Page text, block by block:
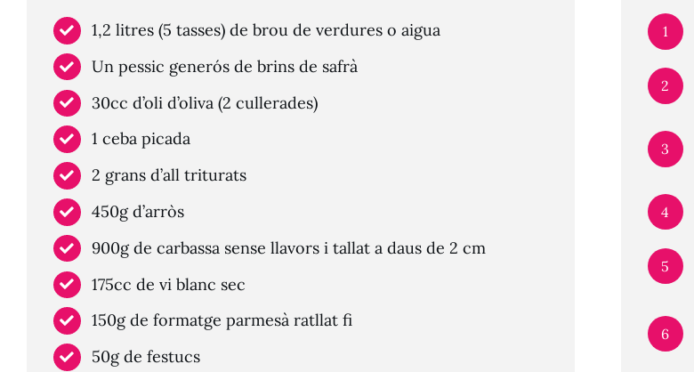
1,2 litres (5 tasses) de brou de verdures o aigua
Un pessic generós de brins de safrà
30cc d’oli d’oliva (2 cullerades)
1 ceba picada
2 grans d’all triturats
450g d’arròs
900g de carbassa sense llavors i tallat a daus de 2 cm
175cc de vi blanc sec
150g de formatge parmesà ratllat fi
50g de festucs
1
2
3
4
5
6